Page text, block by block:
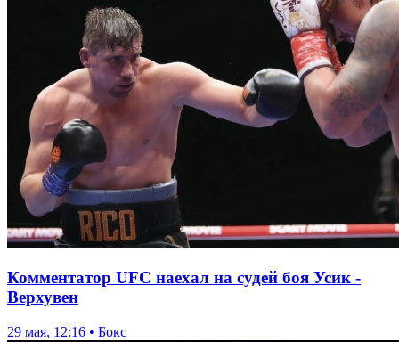
Комментатор UFC наехал на судей боя Усик -
Верхувен
29 мая, 12:16 • Бокс